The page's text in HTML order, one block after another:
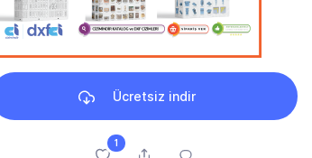
Ücretsiz indir
1